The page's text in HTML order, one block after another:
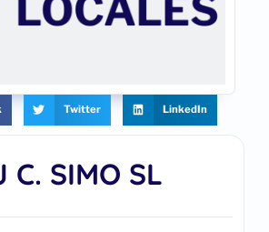
C. SIMO SL
Twitter LinkedIn